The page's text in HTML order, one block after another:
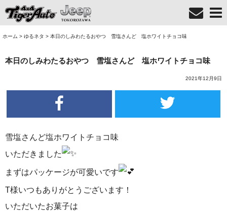
ホーム > ゆるネタ > 本日のしみわたるおやつ 雪塩さんど 塩ホワイトチョコ味
本日のしみわたるおやつ 雪塩さんど 塩ホワイトチョコ味
2021年12月9日
雪塩さんど塩ホワイトチョコ味
いただきました
まずはパッケージが可愛いです
T様いつもありがとうございます！
いただいたお菓子は